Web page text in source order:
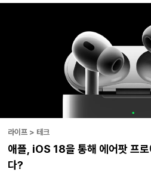
라이프 > 테크
애플, iOS 18을 통해 에어팟 프로
다?